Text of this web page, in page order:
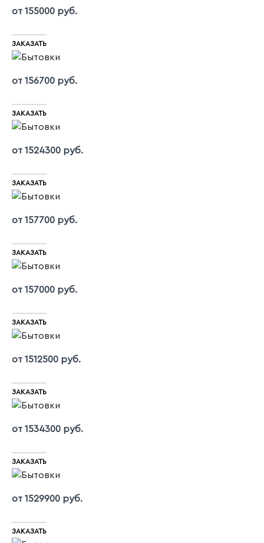
от 155000 руб.
ЗАКАЗАТЬ
от 156700 руб.
ЗАКАЗАТЬ
от 1524300 руб.
ЗАКАЗАТЬ
от 157700 руб.
ЗАКАЗАТЬ
от 157000 руб.
ЗАКАЗАТЬ
от 1512500 руб.
ЗАКАЗАТЬ
от 1534300 руб.
ЗАКАЗАТЬ
от 1529900 руб.
ЗАКАЗАТЬ